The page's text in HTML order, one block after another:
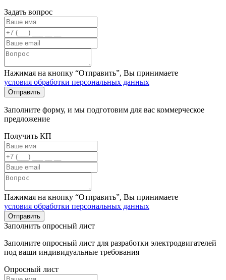
Задать вопрос
Нажимая на кнопку “Отправить”, Вы принимаете
условия обработки персональных данных
Заполните форму, и мы подготовим для вас коммерческое
предложение
Получить КП
Нажимая на кнопку “Отправить”, Вы принимаете
условия обработки персональных данных
Заполнить опросный лист
Заполните опросный лист для разработки электродвигателей
под ваши индивидуальные требования
Опросный лист